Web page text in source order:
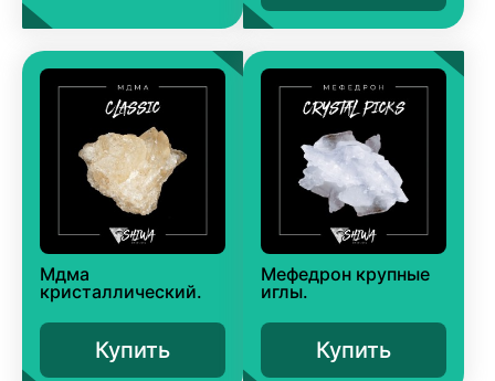
Мдма
кристаллический.
Купить
Мефедрон крупные
иглы.
Купить